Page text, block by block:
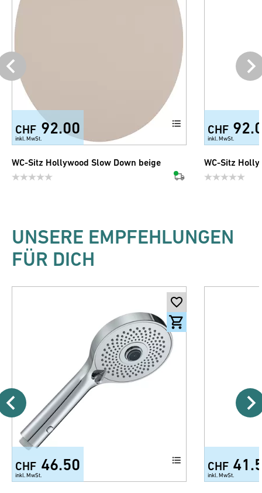
CHF 92.00
inkl. MwSt.
WC-Sitz Hollywood Slow Down beige
CHF
inkl. MwSt.
WC-Sitz
UNSERE EMPFEHLUNGEN
FÜR DICH
CHF 46.50
inkl. MwSt.
CHF
inkl. MwSt.